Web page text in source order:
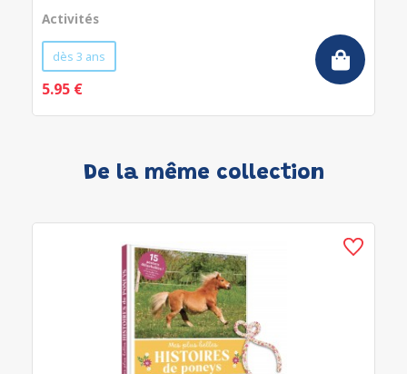
Activités
dès 3 ans
5.95 €
De la même collection